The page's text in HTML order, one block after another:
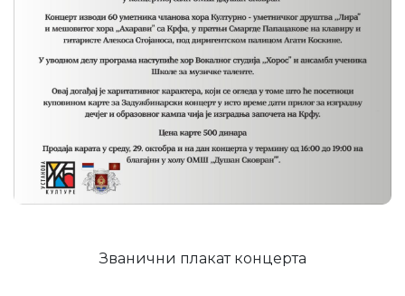
Званични плакат концерта